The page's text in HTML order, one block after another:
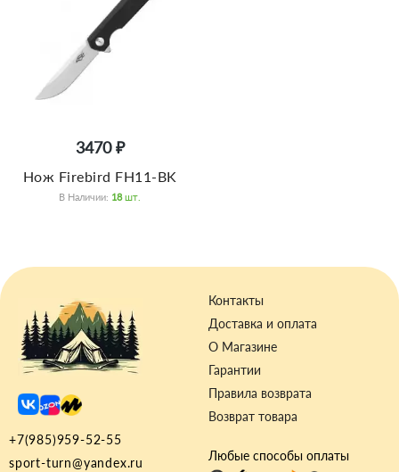
3470 ₽
Нож Firebird FH11-BK
В Наличии: 18 Шт.
Контакты
Доставка и оплата
О Магазине
Гарантии
Правила возврата
Возврат товара
+7(985)959-52-55
sport-turn@yandex.ru
Любые способы оплаты